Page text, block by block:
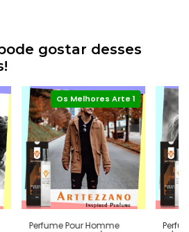
gostar desses
Perfume Pour Homme